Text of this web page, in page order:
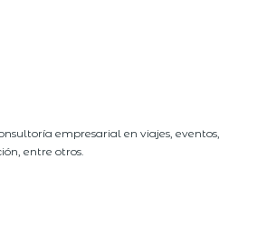
empresarial en viajes, eventos,
entre otros.